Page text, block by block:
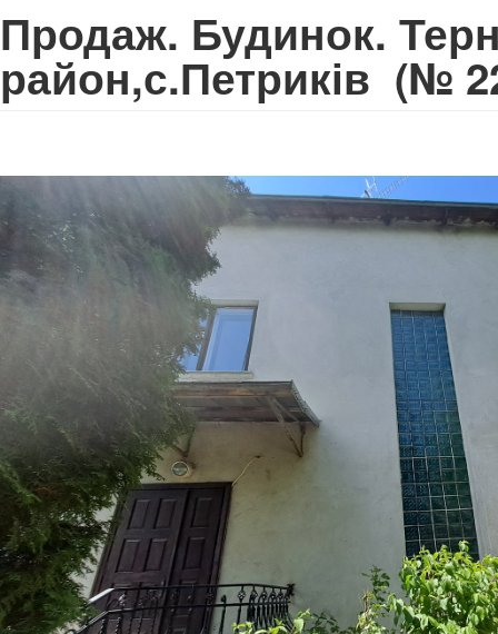
Продаж. Будинок.
район,с.Петриків (№